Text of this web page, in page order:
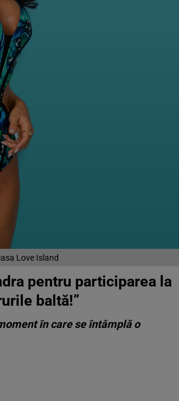
Love Island
pentru participarea la
baltă!”
în care se întâmplă o